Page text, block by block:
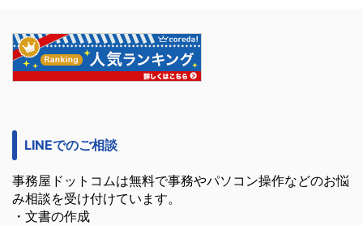
LINEでのご相談
事務屋ドットコムは無料で事務やパソコン操作などのお悩
み相談を受け付けています。
・文書の作成